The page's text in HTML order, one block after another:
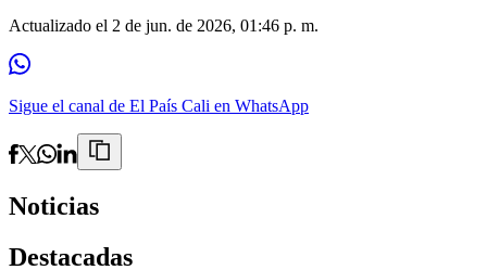
Actualizado el 2 de jun. de 2026, 01:46 p. m.
Sigue el canal de El País Cali en WhatsApp
Noticias
Destacadas